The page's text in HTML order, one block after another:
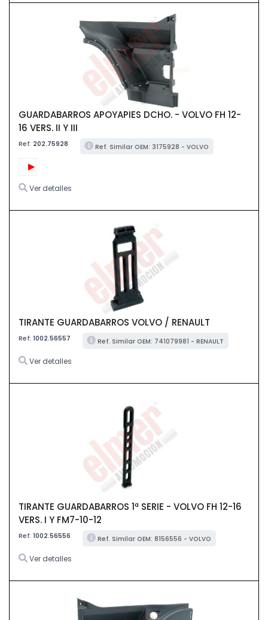
GUARDABARROS APOYAPIES DCHO. - VOLVO FH 12-
16 VERS. II Y III
Ref: 202.75928 Ref. Similar OEM: 3175928 - VOLVO
Ver detalles
TIRANTE GUARDABARROS VOLVO / RENAULT
Ref: 1002.56557 Ref. Similar OEM: 741079981 - RENAULT
Ver detalles
TIRANTE GUARDABARROS 1ª SERIE - VOLVO FH 12-16
VERS. I Y FM7-10-12
Ref: 1002.56556 Ref. Similar OEM: 8156556 - VOLVO
Ver detalles